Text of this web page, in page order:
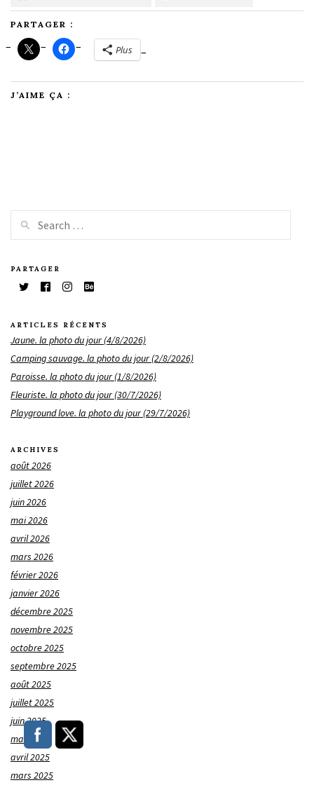
PARTAGER :
Plus
J’AIME ÇA :
PARTAGER
ARTICLES RÉCENTS
Jaune. la photo du jour (4/8/2026)
Camping sauvage. la photo du jour (2/8/2026)
Paroisse. la photo du jour (1/8/2026)
Fleuriste. la photo du jour (30/7/2026)
Playground love. la photo du jour (29/7/2026)
ARCHIVES
août 2026
juillet 2026
juin 2026
mai 2026
avril 2026
mars 2026
février 2026
janvier 2026
décembre 2025
novembre 2025
octobre 2025
septembre 2025
août 2025
juillet 2025
juin 2025
mai 2025
avril 2025
mars 2025